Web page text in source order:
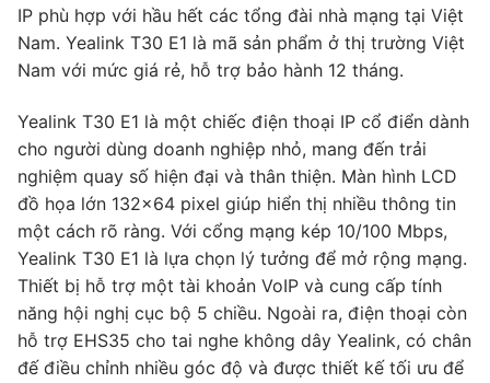
IP phù hợp với hầu hết các tổng đài nhà mạng tại Việt
Nam. Yealink T30 E1 là mã sản phẩm ở thị trường Việt
Nam với mức giá rẻ, hỗ trợ bảo hành 12 tháng.
Yealink T30 E1 là một chiếc điện thoại IP cổ điển dành
cho người dùng doanh nghiệp nhỏ, mang đến trải
nghiệm quay số hiện đại và thân thiện. Màn hình LCD
đồ họa lớn 132×64 pixel giúp hiển thị nhiều thông tin
một cách rõ ràng. Với cổng mạng kép 10/100 Mbps,
Yealink T30 E1 là lựa chọn lý tưởng để mở rộng mạng.
Thiết bị hỗ trợ một tài khoản VoIP và cung cấp tính
năng hội nghị cục bộ 5 chiều. Ngoài ra, điện thoại còn
hỗ trợ EHS35 cho tai nghe không dây Yealink, có chân
đế điều chỉnh nhiều góc độ và được thiết kế tối ưu để